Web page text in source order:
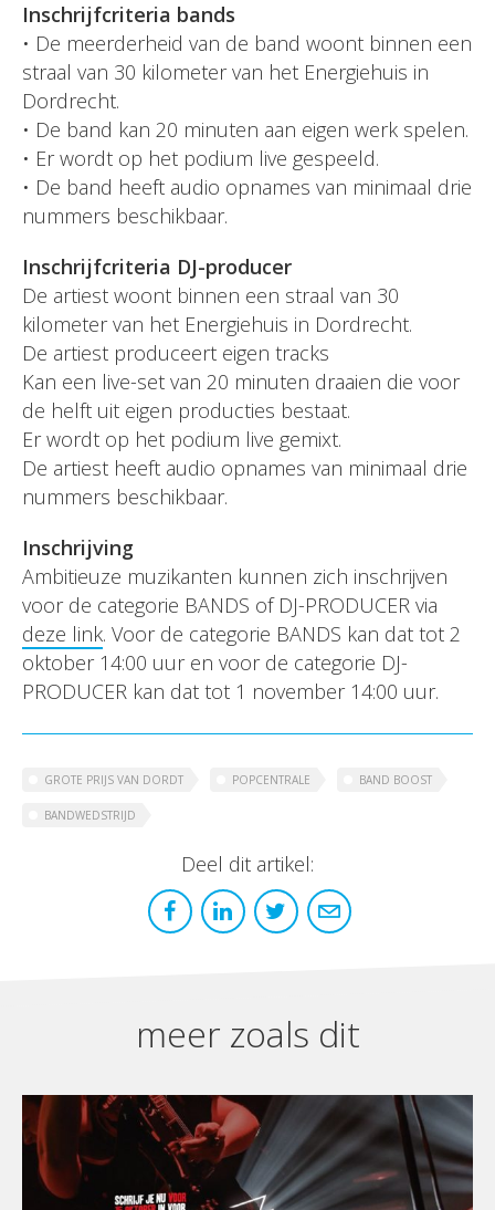
Inschrijfcriteria bands
• De meerderheid van de band woont binnen een
straal van 30 kilometer van het Energiehuis in
Dordrecht.
• De band kan 20 minuten aan eigen werk spelen.
• Er wordt op het podium live gespeeld.
• De band heeft audio opnames van minimaal drie
nummers beschikbaar.
Inschrijfcriteria DJ-producer
De artiest woont binnen een straal van 30
kilometer van het Energiehuis in Dordrecht.
De artiest produceert eigen tracks
Kan een live-set van 20 minuten draaien die voor
de helft uit eigen producties bestaat.
Er wordt op het podium live gemixt.
De artiest heeft audio opnames van minimaal drie
nummers beschikbaar.
Inschrijving
Ambitieuze muzikanten kunnen zich inschrijven
voor de categorie BANDS of DJ-PRODUCER via
deze link. Voor de categorie BANDS kan dat tot 2
oktober 14:00 uur en voor de categorie DJ-
PRODUCER kan dat tot 1 november 14:00 uur.
GROTE PRIJS VAN DORDT POPCENTRALE BAND BOOST
BANDWEDSTRIJD
Deel dit artikel:
meer zoals dit